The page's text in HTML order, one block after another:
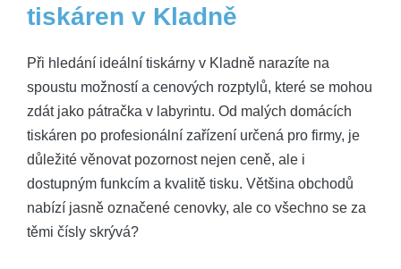
tiskáren v Kladně
Při hledání ideální tiskárny v Kladně narazíte na
spoustu možností a cenových rozptylů, které se mohou
zdát jako pátračka v labyrintu. Od malých domácích
tiskáren po profesionální zařízení určená pro firmy, je
důležité věnovat pozornost nejen ceně, ale i
dostupným funkcím a kvalitě tisku. Většina obchodů
nabízí jasně označené cenovky, ale co všechno se za
těmi čísly skrývá?